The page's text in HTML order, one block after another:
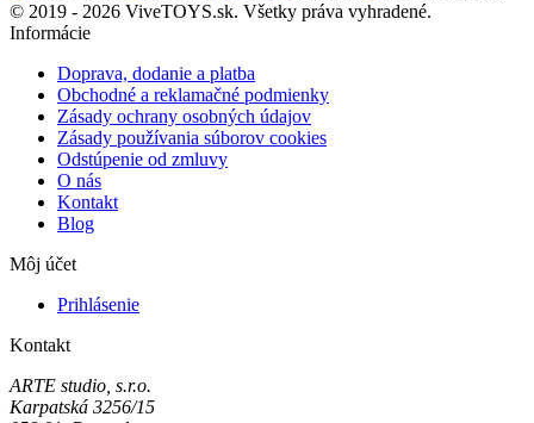
© 2019 - 2026 ViveTOYS.sk. Všetky práva vyhradené.
Informácie
Doprava, dodanie a platba
Obchodné a reklamačné podmienky
Zásady ochrany osobných údajov
Zásady používania súborov cookies
Odstúpenie od zmluvy
O nás
Kontakt
Blog
Môj účet
Prihlásenie
Kontakt
ARTE studio, s.r.o.
Karpatská 3256/15